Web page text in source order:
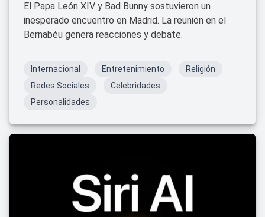
El Papa León XIV y Bad Bunny sostuvieron un
inesperado encuentro en Madrid. La reunión en el
Bernabéu genera reacciones y debate.
Internacional Entretenimiento
Religión
Redes Sociales
Celebridades
Personalidades